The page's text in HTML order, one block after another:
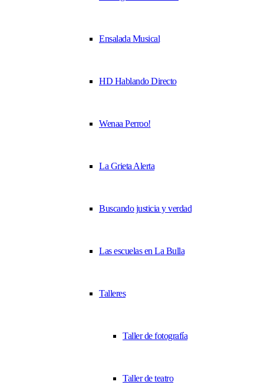
Ensalada Musical
HD Hablando Directo
Wenaa Perroo!
La Grieta Alerta
Buscando justicia y verdad
Las escuelas en La Bulla
Talleres
Taller de fotografía
Taller de teatro